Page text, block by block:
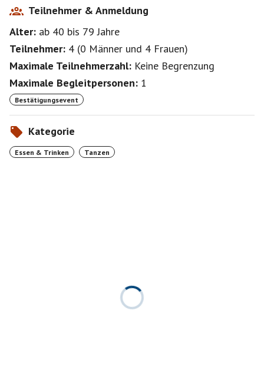
Teilnehmer & Anmeldung
Alter: ab 40 bis 79Jahre
Teilnehmer: 4 (0 Männer und 4 Frauen)
Maximale Teilnehmerzahl: Keine Begrenzung
Maximale Begleitpersonen: 1
Bestätigungsevent
Kategorie
Essen & Trinken Tanzen